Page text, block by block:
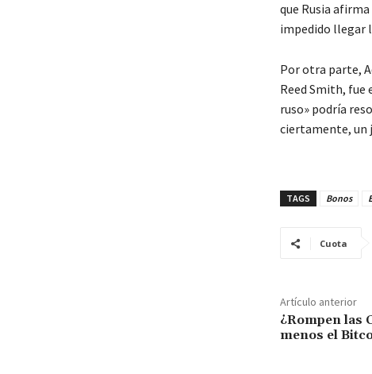
que Rusia
impedido llegar
Por otra parte,
Reed Smith,
ruso» podría
ciertamente, un
TAGS Bonos
Cuota
Artículo anterior
¿Rompen las
menos el